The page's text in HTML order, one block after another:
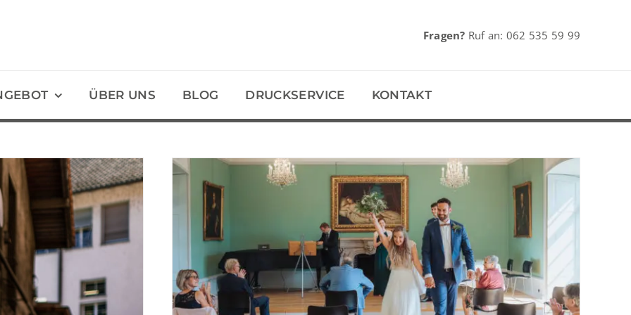
Fragen? Ruf an: 062 535 59 99
ÜBER UNS BLOG DRUCKSERVICE KONTAKT
6 Tipps für eine stressfreie Corona-Hochzeit und was der
Veränderungsprozess damit zu tun hat.